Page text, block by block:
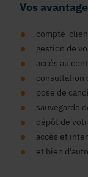
Vos
compte-
gestion de
accés au
consultation
pose de
sauvegarde
dépôt de
accès et
et bien